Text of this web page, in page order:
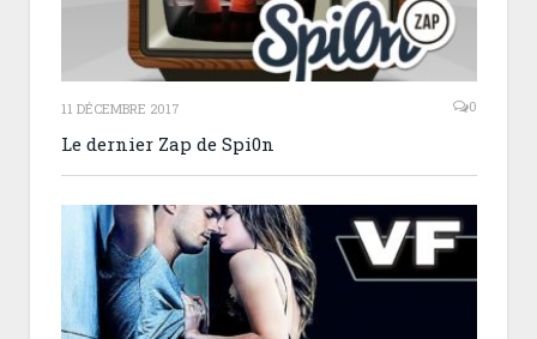
11 DÉCEMBRE 2017 0
Le dernier Zap de Spi0n